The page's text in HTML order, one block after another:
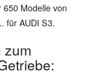
Modelle von
für AUDI S3.
zum